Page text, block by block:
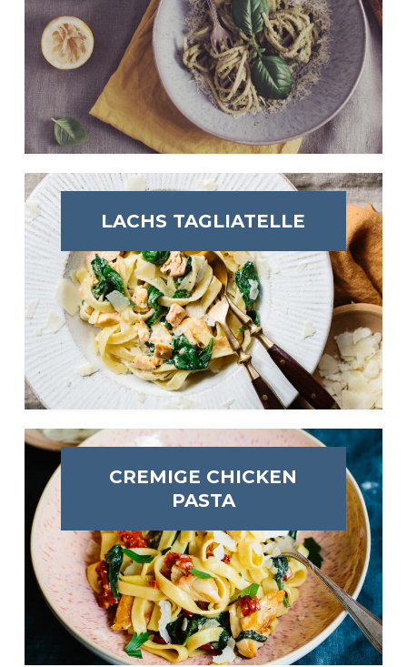
LACHS TAGLIATELLE
CREMIGE CHICKEN
PASTA